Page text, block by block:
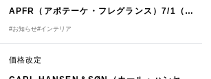
APFR（アポテーケ・フレグランス）7/1（月）価格改定のお知らせ
#お知らせ#インテリア
価格改定